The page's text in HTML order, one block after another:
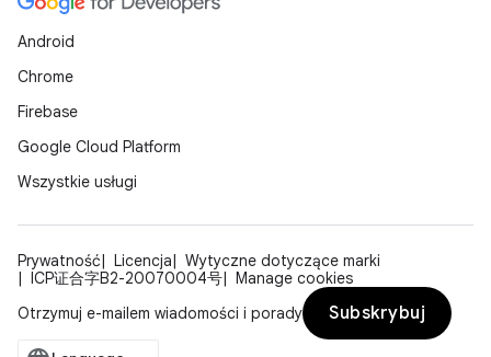
Android
Chrome
Firebase
Google Cloud Platform
Wszystkie usługi
Prywatność Licencja
Wytyczne dotyczące marki
ICP证合字B2-20070004号
Manage cookies
Otrzymuj e-mailem wiadomości i porady
Subskrybuj